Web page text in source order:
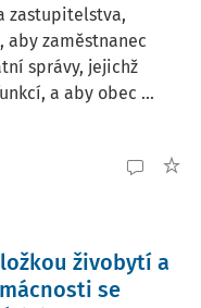
zastupitelstva,
aby zaměstnanec
správy, jejichž
a aby obec ...
živobytí a
se